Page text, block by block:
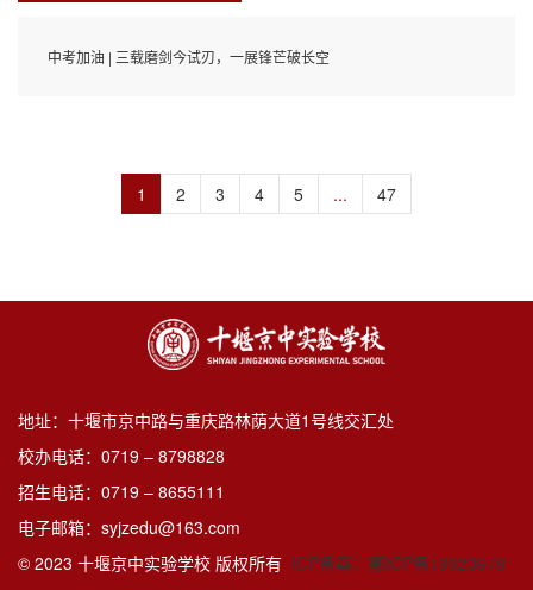
中考加油 | 三载磨剑今试刃，一展锋芒破长空
1 2 3 4 5 ... 47
地址：十堰市京中路与重庆路林荫大道1号线交汇处
校办电话：0719 – 8798828
招生电话：0719 – 8655111
电子邮箱：syjzedu@163.com
© 2023 十堰京中实验学校 版权所有 ICP备案：鄂ICP备19023678